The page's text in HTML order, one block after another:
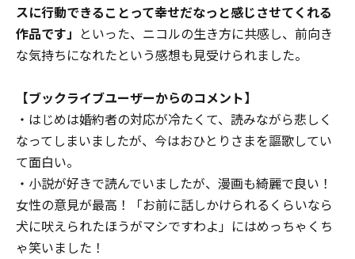
スに行動できることって幸せだなっと感じさせてくれる
作品です」 といった、ニコルの生き方に共感し、前向き
な気持ちになれたという感想も見受けられました。
【ブックライブユーザーからのコメント】
・はじめは婚約者の対応が冷たくて、読みながら悲しく
なってしまいましたが、今はおひとりさまを謳歌してい
て面白い。
・小説が好きで読んでいましたが、漫画も綺麗で良い！
女性の意見が最高！「お前に話しかけられるくらいなら
犬に吠えられたほうがマシですわよ」にはめっちゃくち
ゃ笑いました！